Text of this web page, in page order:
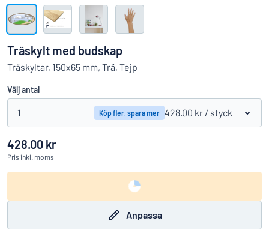
Hittar du inte det du söker? Börja designa din skylt
Visa alla kategorier
Logga
in
Kundservice
Privatperson Företag
Träskylt med budskap
Träskyltar, 150x65 mm, Trä, Tejp
Välj antal
1 Köp fler, spara mer 428.00 kr / styck
428.00 kr
Pris inkl. moms
Anpassa